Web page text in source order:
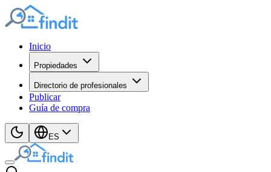
Inicio
Propiedades
Directorio de profesionales
Publicar
Guía de compra
ES